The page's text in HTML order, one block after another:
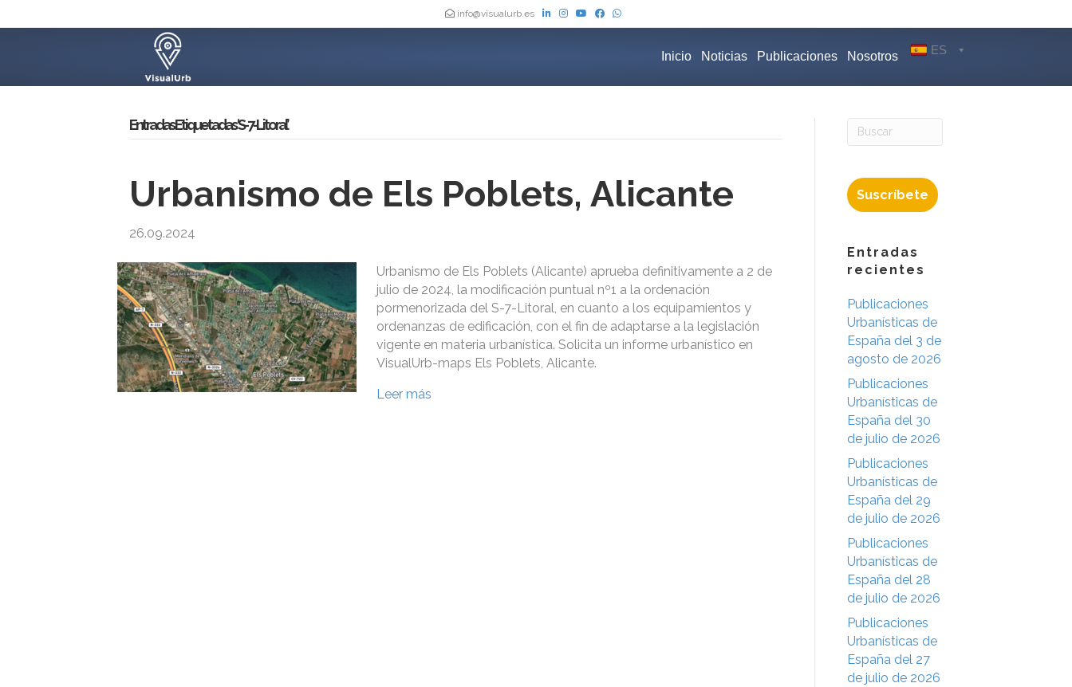
info@visualurb.es
Inicio Noticias Publicaciones Nosotros ES
Entradas Etiquetadas ‘S-7-Litoral’
Urbanismo de Els Poblets, Alicante
26.09.2024
Urbanismo de Els Poblets (Alicante) aprueba definitivamente a 2 de
julio de 2024, la modificación puntual nº1 a la ordenación
pormenorizada del S-7-Litoral, en cuanto a los equipamientos y
ordenanzas de edificación, con el fin de adaptarse a la legislación
vigente en materia urbanística. Solicita un informe urbanístico en
VisualUrb-maps Els Poblets, Alicante.
Leer más
Suscríbete
Entradas
recientes
Publicaciones
Urbanísticas de
España del 3 de
agosto de 2026
Publicaciones
Urbanísticas de
España del 30
de julio de 2026
Publicaciones
Urbanísticas de
España del 29
de julio de 2026
Publicaciones
Urbanísticas de
España del 28
de julio de 2026
Publicaciones
Urbanísticas de
España del 27
de julio de 2026